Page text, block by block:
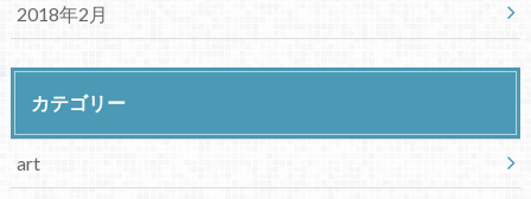
2018年2月
カテゴリー
art